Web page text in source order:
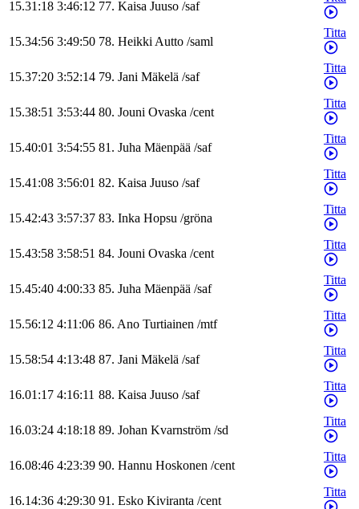
15.31:18 3:46:12 77. Kaisa Juuso /saf
15.34:56 3:49:50 78. HeikkiAutto /saml
Titta
15.37:20 3:52:14 79. Jani Mäkelä /saf
Titta
15.38:51 3:53:44 80. Jouni Ovaska /cent
Titta
15.40:01 3:54:55 81. Juha Mäenpää /saf
Titta
15.41:08 3:56:01 82. Kaisa Juuso /saf
Titta
15.42:43 3:57:37 83. Inka Hopsu /gröna
Titta
15.43:58 3:58:51 84. Jouni Ovaska /cent
Titta
15.45:40 4:00:33 85. Juha Mäenpää /saf
Titta
15.56:12 4:11:06 86. Ano Turtiainen /mtf
Titta
15.58:54 4:13:48 87. Jani Mäkelä /saf
Titta
16.01:17 4:16:11 88. Kaisa Juuso /saf
Titta
16.03:24 4:18:18 89. Johan Kvarnström /sd
Titta
16.08:46 4:23:39 90. Hannu Hoskonen /cent
Titta
16.14:36 4:29:30 91. Esko Kiviranta /cent
Titta